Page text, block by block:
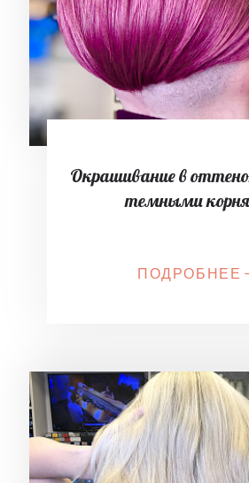
Окрашивание в
темными
ПОДРОБНЕЕ